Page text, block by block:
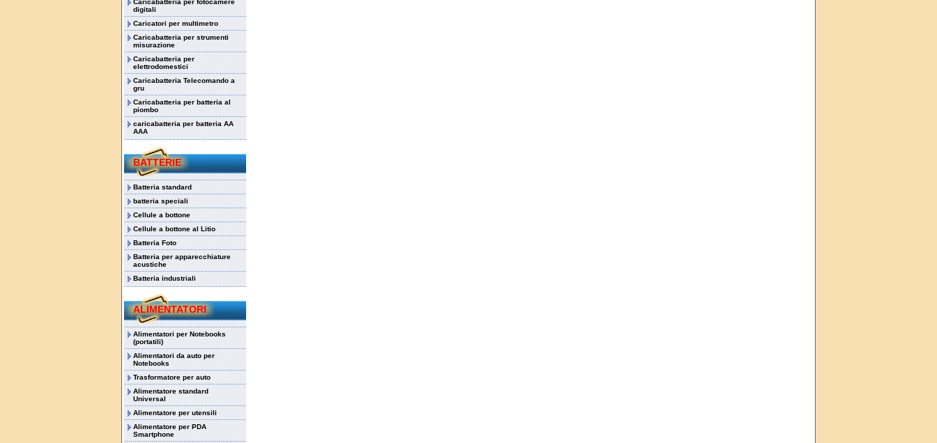
Caricabatteria per fotocamere
digitali
Caricatori per multimetro
Caricabatteria per strumenti
misurazione
Caricabatteria per
elettrodomestici
Caricabatteria Telecomando a
gru
Caricabatteria per batteria al
piombo
caricabatteria per batteria AA
AAA
BATTERIE
Batteria standard
batteria speciali
Cellule a bottone
Cellule a bottone al Litio
Batteria Foto
Batteria per apparecchiature
acustiche
Batteria industriali
ALIMENTATORI
Alimentatori per Notebooks
(portatili)
Alimentatori da auto per
Notebooks
Trasformatore per auto
Alimentatore standard
Universal
Alimentatore per utensili
Alimentatore per PDA
Smartphone